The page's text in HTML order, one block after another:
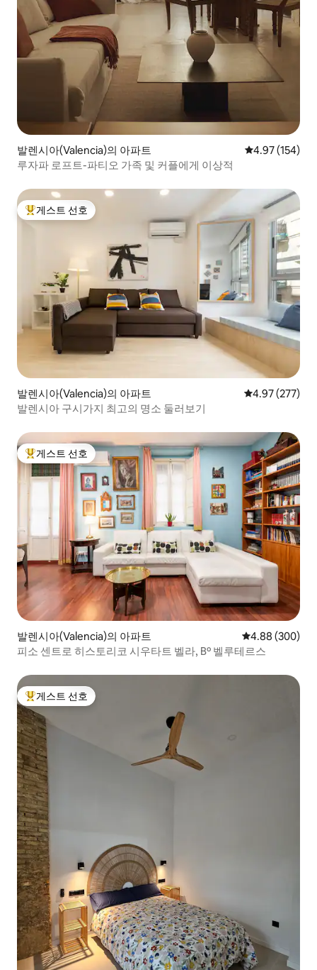
발렌시아(Valencia)의 아파트 평점 4.97점(5
4.97 (154)
루자파 로프트-파티오 가족 및 커플에게 이상적
상위 게스트 선호
게스트 선호
발렌시아(Valencia)의 아파트 평점 4.97점(5
4.97 (277)
발렌시아 구시가지 최고의 명소 둘러보기
상위 게스트 선호
게스트 선호
발렌시아(Valencia)의 아파트 평점 4.88점(5
4.88 (300)
피소 센트로 히스토리코 시우타트 벨라, Bº 벨루테르스
상위 게스트 선호
게스트 선호